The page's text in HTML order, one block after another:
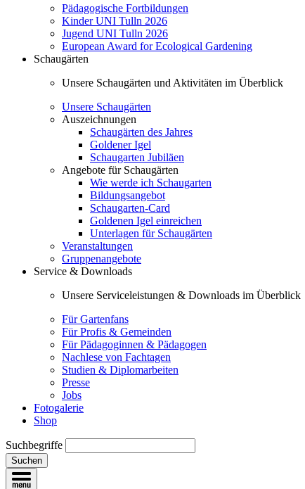
Pädagogische Fortbildungen
Kinder UNI Tulln 2026
Jugend UNI Tulln 2026
European Award for Ecological Gardening
Schaugärten
Unsere Schaugärten und Aktivitäten im Überblick
Unsere Schaugärten
Auszeichnungen
Schaugärten des Jahres
Goldener Igel
Schaugarten Jubiläen
Angebote für Schaugärten
Wie werde ich Schaugarten
Bildungsangebot
Schaugarten-Card
Goldenen Igel einreichen
Unterlagen für Schaugärten
Veranstaltungen
Gruppenangebote
Service & Downloads
Unsere Serviceleistungen & Downloads im Überblick
Für Gartenfans
Für Profis & Gemeinden
Für Pädagoginnen & Pädagogen
Nachlese von Fachtagen
Studien & Diplomarbeiten
Presse
Jobs
Fotogalerie
Shop
Suchbegriffe
Suchen